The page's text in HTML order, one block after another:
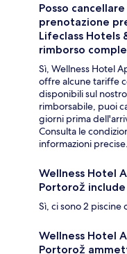
Posso
prenotazione
Lifeclass Hotels
rimborso
Sì, Wellness Hotel
offre alcune tariffe
disponibili sul
rimborsabile, puoi
giorni prima
Consulta le
informazioni precise.
Wellness Hotel
Portorož include
Sì, ci sono 2
Wellness Hotel
Portorož